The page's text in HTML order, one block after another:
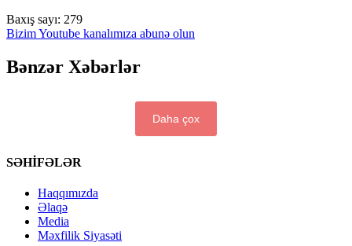
Baxış sayı: 279
Bizim Youtube kanalımıza abunə olun
Bənzər Xəbərlər
Daha çox
SƏHİFƏLƏR
Haqqımızda
Əlaqə
Media
Məxfilik Siyasəti